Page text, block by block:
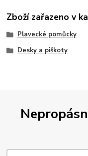
Zboží zařazeno v
Plavecké pomůcky
Desky a piškoty